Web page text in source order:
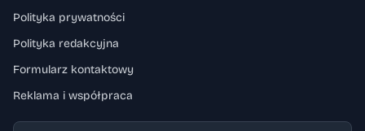
Polityka prywatności
Polityka redakcyjna
Formularz kontaktowy
Reklama i współpraca